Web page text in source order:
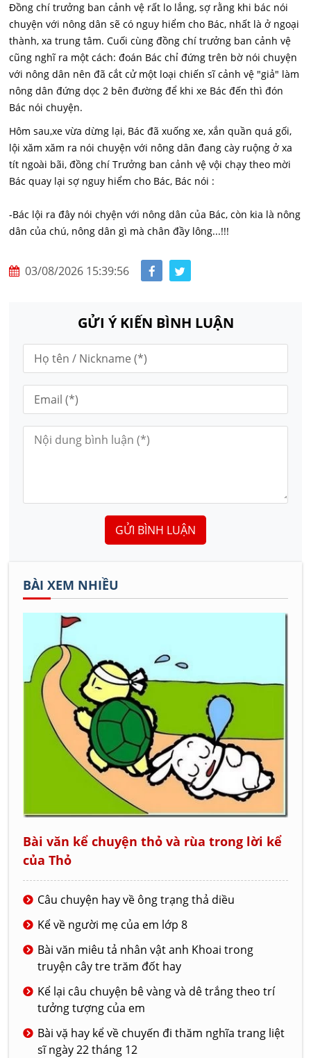
Đồng chí trưởng ban cảnh vệ rất lo lắng, sợ rằng khi bác nói
chuyện với nông dân sẽ có nguy hiểm cho Bác, nhất là ở ngoại
thành, xa trung tâm. Cuối cùng đồng chí trưởng ban cảnh vệ
cũng nghĩ ra một cách: đoán Bác chỉ đứng trên bờ nói chuyện
với nông dân nên đã cắt cử một loại chiến sĩ cảnh vệ "giả" làm
nông dân đứng dọc 2 bên đường để khi xe Bác đến thì đón
Bác nói chuyện.
Hôm sau,xe vừa dừng lại, Bác đã xuống xe, xắn quần quá gối,
lội xăm xăm ra nói chuyện với nông dân đang cày ruộng ở xa
tít ngoài bãi, đồng chí Trưởng ban cảnh vệ vội chạy theo mời
Bác quay lại sợ nguy hiểm cho Bác, Bác nói :
-Bác lội ra đây nói chyện với nông dân của Bác, còn kia là nông
dân của chú, nông dân gì mà chân đầy lông...!!!
03/08/2026 15:39:56
GỬI Ý KIẾN BÌNH LUẬN
GỬI BÌNH LUẬN
BÀI XEM NHIỀU
Bài văn kể chuyện thỏ và rùa trong lời kể
của Thỏ
Câu chuyện hay về ông trạng thả diều
Kể về người mẹ của em lớp 8
Bài văn miêu tả nhân vật anh Khoai trong
truyện cây tre trăm đốt hay
Kể lại câu chuyện bê vàng và dê trắng theo trí
tưởng tượng của em
Bài vặ hay kể về chuyến đi thăm nghĩa trang liệt
sĩ ngày 22 tháng 12